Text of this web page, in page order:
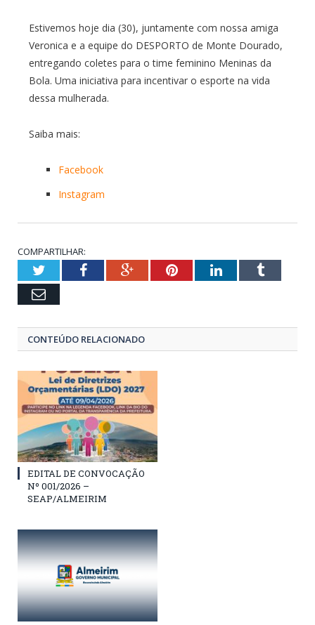
Estivemos hoje dia (30), juntamente com nossa amiga
Veronica e a equipe do DESPORTO de Monte Dourado,
entregando coletes para o time feminino Meninas da
Bola. Uma iniciativa para incentivar o esporte na vida
dessa mulherada.
Saiba mais:
Facebook
Instagram
COMPARTILHAR:
TwitterFacebookGoogle+PinterestLinkedInTumblr
Email
CONTEÚDO RELACIONADO
EDITAL DE CONVOCAÇÃO
Nº 001/2026 –
SEAP/ALMEIRIM